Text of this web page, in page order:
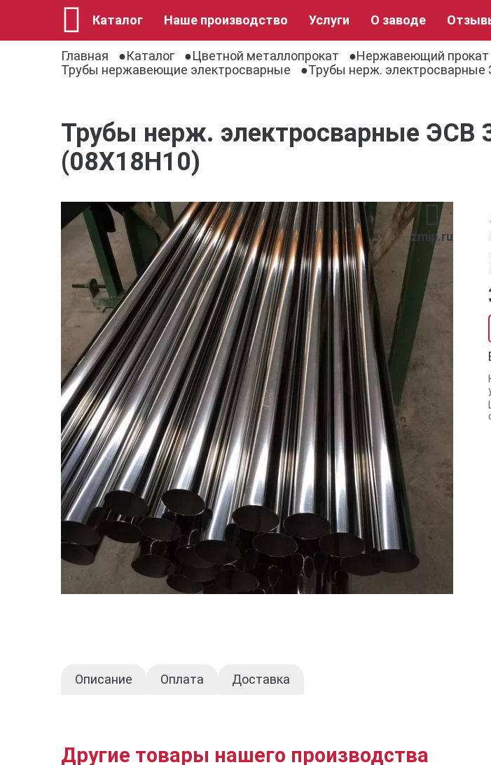
Каталог Наше производство Услуги О заводе
Главная
Каталог Цветной металлопрокат Нержавеющий прокат
Трубы нержавеющие электросварные
Трубы нерж. электросварные
Трубы нерж. электросварные ЭСВ
(08Х18Н10)
zmip.ru
Описание Оплата Доставка
Другие товары нашего производства